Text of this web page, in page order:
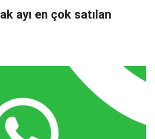
ayı en çok satılan